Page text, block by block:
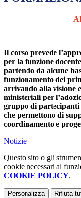
Il corso prevede
per la funzione
partendo da alcune
funzionamento dei
arrivando alla visione
ministeriali per
gruppo di partecipanti
che permettono di
coordinamento e
Notizie
Questo sito o gli
cookie necessari al
COOKIE POLICY.
Personalizza Rifiuta